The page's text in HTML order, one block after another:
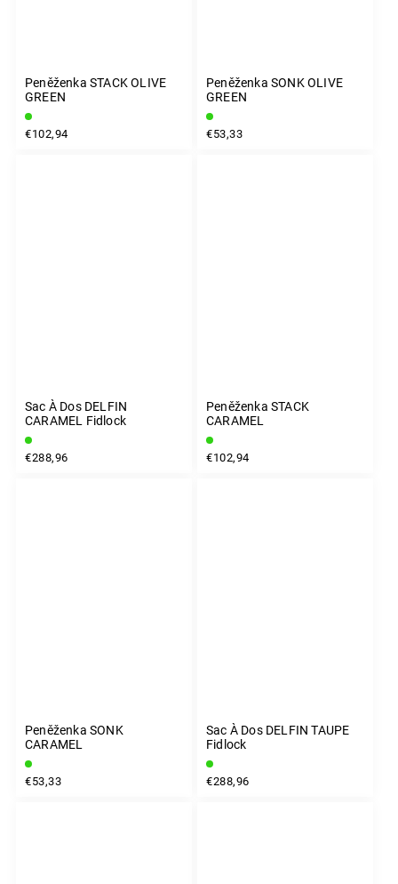
Peněženka STACK OLIVE
GREEN
€102,94
Peněženka SONK OLIVE
GREEN
€53,33
Sac À Dos DELFIN
CARAMEL Fidlock
€288,96
Peněženka STACK
CARAMEL
€102,94
Peněženka SONK
CARAMEL
€53,33
Sac À Dos DELFIN TAUPE
Fidlock
€288,96